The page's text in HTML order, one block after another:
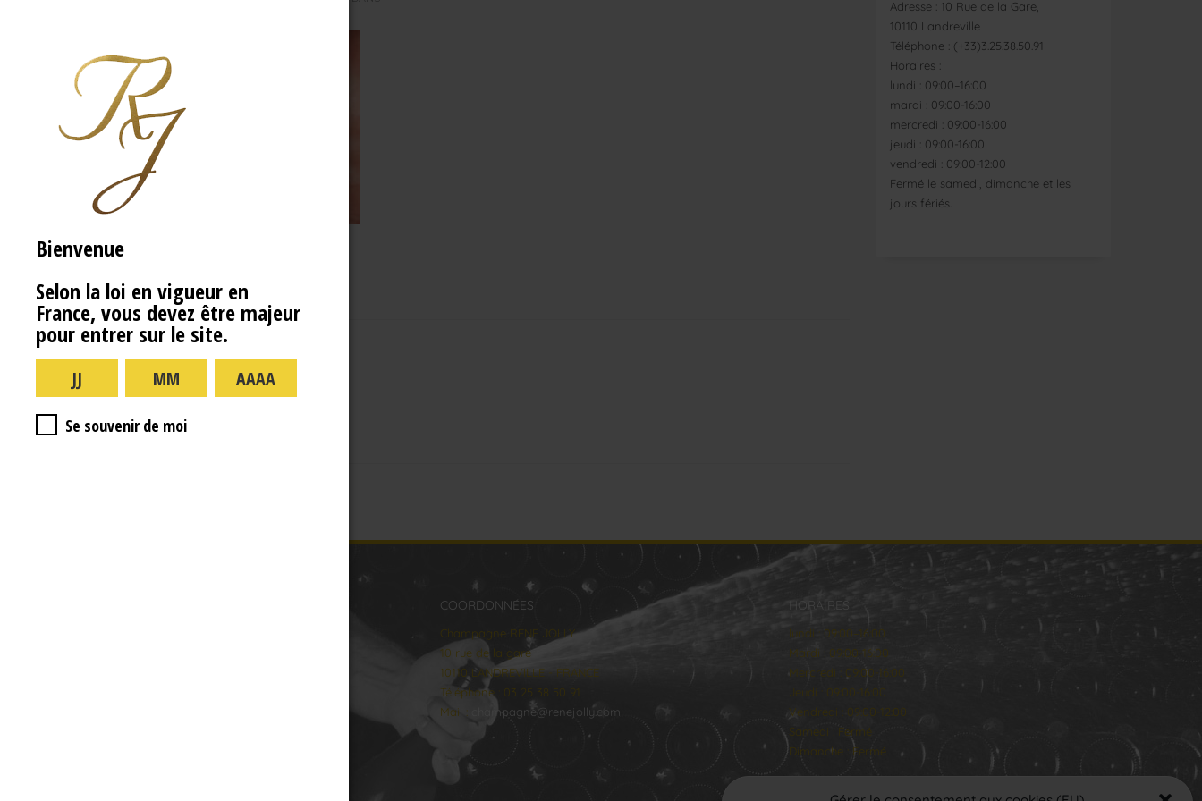
A PROPOS
Adresse : 10 Rue de la Gare,
10110 Landreville
Téléphone : (+33)3.25.38.50.91
Horaires :
lundi : 09:00–16:00
mardi : 09:00-16:00
mercredi : 09:00-16:00
jeudi : 09:00-16:00
vendredi : 09:00-12:00
Fermé le samedi, dimanche et les
jours fériés.
COORDONNÉES
Champagne RENE JOLLY
10 rue de la gare
10110 LANDREVILLE - FRANCE
Téléphone : 03 25 38 50 91
Mail :
champagne@renejolly.com
HORAIRES
lundi : 09:00–16:00
Mardi : 09:00-16:00
Mercredi : 09:00-16:00
Jeudi : 09:00-16:00
Vendredi : 09:00-12:00
Samedi : Fermé
Dimanche : Fermé
Bienvenue
Selon la loi en vigueur en
France, vous devez être majeur
pour entrer sur le site.
Se souvenir de moi